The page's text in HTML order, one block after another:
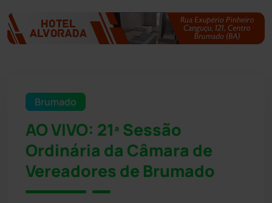
Brumado
AO VIVO: 21ª Sessão
Ordinária da Câmara de
Vereadores de Brumado